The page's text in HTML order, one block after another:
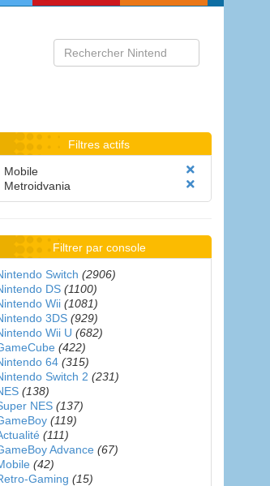
Filtres actifs
Mobile
Metroidvania
Filtrer par console
Switch (2906)
DS (1100)
Wii (1081)
3DS (929)
Wii U (682)
(422)
64 (315)
Switch 2 (231)
(138)
NES (137)
(119)
(111)
Advance (67)
(42)
Gaming (15)